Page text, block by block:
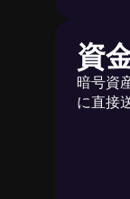
資
暗号資
に直接